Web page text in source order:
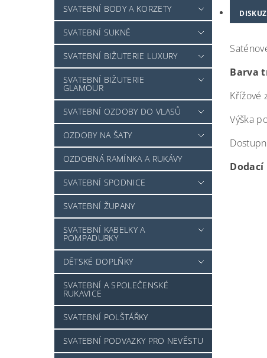
SVATEBNÍ BODY A KORZETY
SVATEBNÍ SUKNĚ
SVATEBNÍ BIŽUTERIE LUXURY
SVATEBNÍ BIŽUTERIE
GLAMOUR
SVATEBNÍ OZDOBY DO VLASŮ
OZDOBY NA ŠATY
OZDOBNÁ RAMÍNKA A RUKÁVY
SVATEBNÍ SPODNICE
SVATEBNÍ ŽUPANY
SVATEBNÍ KABELKY A
POMPADURKY
DĚTSKÉ DOPLŇKY
SVATEBNÍ A SPOLEČENSKÉ
RUKAVICE
SVATEBNÍ POLŠTÁŘKY
SVATEBNÍ PODVAZKY PRO NEVĚSTU
Barva
Křížové
Výška